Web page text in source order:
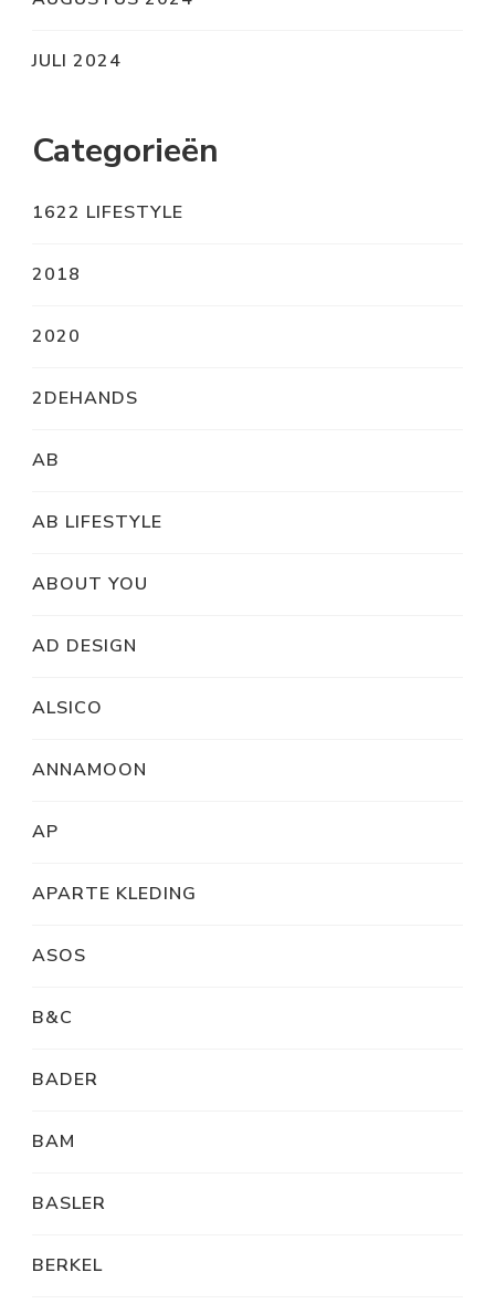
JULI 2024
Categorieën
1622 LIFESTYLE
2018
2020
2DEHANDS
AB
AB LIFESTYLE
ABOUT YOU
AD DESIGN
ALSICO
ANNAMOON
AP
APARTE KLEDING
ASOS
B&C
BADER
BAM
BASLER
BERKEL